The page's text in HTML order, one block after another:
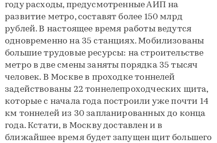
году расходы, предусмотренные АИП на
развитие метро, составят более 150 млрд
рублей. В настоящее время работы ведутся
одновременно на 35 станциях. Мобилизованы
большие трудовые ресурсы: на строительстве
метро в две смены заняты порядка 35 тысяч
человек. В Москве в проходке тоннелей
задействованы 22 тоннелепроходческих щита,
которые с начала года построили уже почти 14
км тоннелей из 30 запланированных до конца
года. Кстати, в Москву доставлен и в
ближайшее время будет запущен щит большего